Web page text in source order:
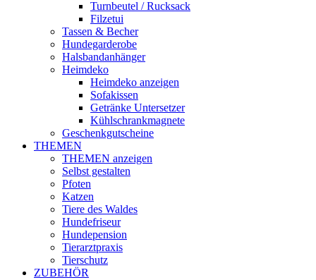
Turnbeutel / Rucksack
Filzetui
Tassen & Becher
Hundegarderobe
Halsbandanhänger
Heimdeko
Heimdeko anzeigen
Sofakissen
Getränke Untersetzer
Kühlschrankmagnete
Geschenkgutscheine
THEMEN
THEMEN anzeigen
Selbst gestalten
Pfoten
Katzen
Tiere des Waldes
Hundefriseur
Hundepension
Tierarztpraxis
Tierschutz
ZUBEHÖR